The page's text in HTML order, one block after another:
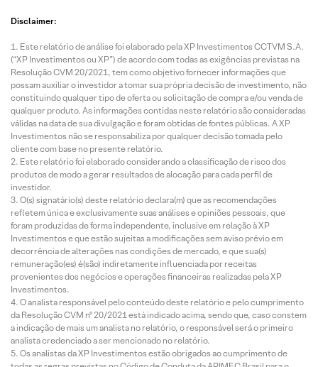
Disclaimer:
Este relatório de análise foi elaborado pela XP Investimentos CCTVM S.A.
(“XP Investimentos ou XP”) de acordo com todas as exigências previstas na
Resolução CVM 20/2021, tem como objetivo fornecer informações que
possam auxiliar o investidor a tomar sua própria decisão de investimento, não
constituindo qualquer tipo de oferta ou solicitação de compra e/ou venda de
qualquer produto. As informações contidas neste relatório são consideradas
válidas na data de sua divulgação e foram obtidas de fontes públicas. A XP
Investimentos não se responsabiliza por qualquer decisão tomada pelo
cliente com base no presente relatório.
Este relatório foi elaborado considerando a classificação de risco dos
produtos de modo a gerar resultados de alocação para cada perfil de
investidor.
O(s) signatário(s) deste relatório declara(m) que as recomendações
refletem única e exclusivamente suas análises e opiniões pessoais, que
foram produzidas de forma independente, inclusive em relação à XP
Investimentos e que estão sujeitas a modificações sem aviso prévio em
decorrência de alterações nas condições de mercado, e que sua(s)
remuneração(es) é(são) indiretamente influenciada por receitas
provenientes dos negócios e operações financeiras realizadas pela XP
Investimentos.
O analista responsável pelo conteúdo deste relatório e pelo cumprimento
da Resolução CVM nº 20/2021 está indicado acima, sendo que, caso constem
a indicação de mais um analista no relatório, o responsável será o primeiro
analista credenciado a ser mencionado no relatório.
Os analistas da XP Investimentos estão obrigados ao cumprimento de